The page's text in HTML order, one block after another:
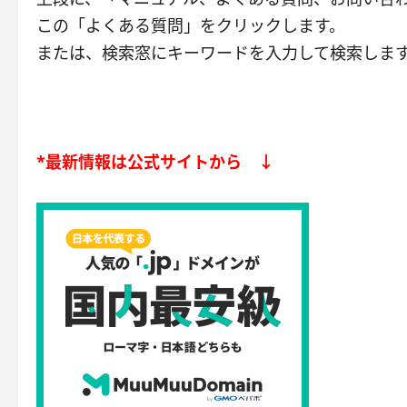
この「よくある質問」をクリックします。
または、検索窓にキーワードを入力して検索しま
*最新情報は公式サイトから ↓